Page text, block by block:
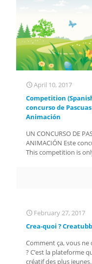
April 10, 2017
Competition
concurso de
Animación
UN CONCURSO DE
ANIMACIÓN Este
This competition is
February 27, 2017
Crea-quoi ?
Comment ça, vous ne
? C’est la plateforme
créatif des plus